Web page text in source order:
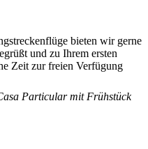
bieten wir gerne
und zu Ihrem ersten
Zeit zur freien Verfügung
Particular mit Frühstück